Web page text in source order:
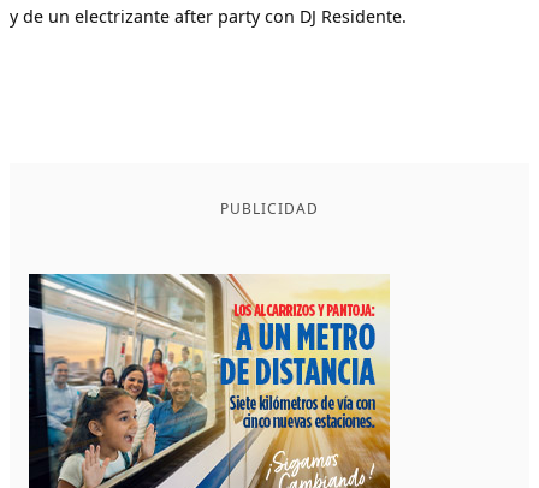
y de un electrizante after party con DJ Residente.
PUBLICIDAD